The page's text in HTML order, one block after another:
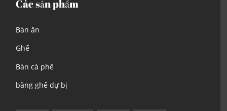
Các sản phẩm
Bàn ăn
Ghế
Bàn cà phê
băng ghế dự bị